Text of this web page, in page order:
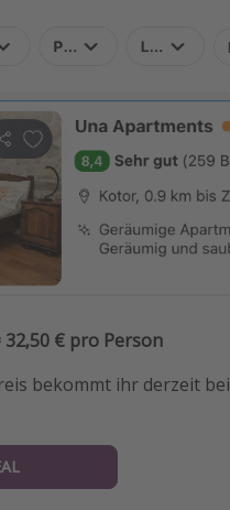
32,50 € pro Person
bekommt ihr derzeit